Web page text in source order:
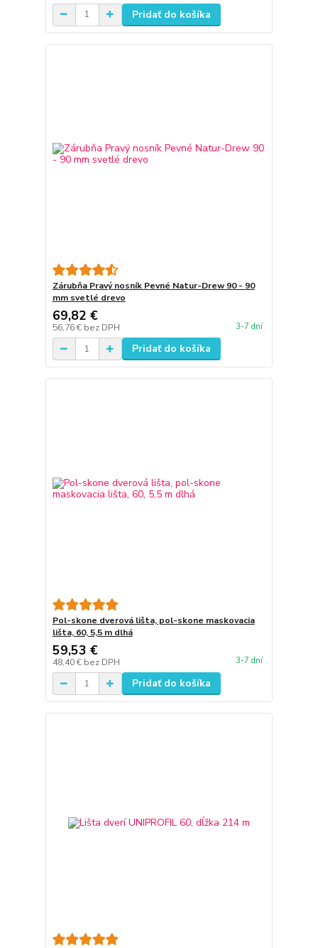
Pridať do košíka
Zárubňa Pravý nosník Pevné Natur-Drew 90 - 90
mm svetlé drevo
69,82 €
56,76 € bez DPH 3-7 dní
Pridať do košíka
Pol-skone dverová lišta, pol-skone maskovacia
lišta, 60, 5,5 m dlhá
59,53 €
48,40 € bez DPH 3-7 dní
Pridať do košíka